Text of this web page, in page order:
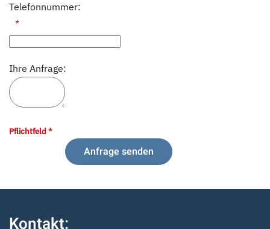
Telefonnummer:
Ihre Anfrage:
Honeypot, bitte lassen Sie dieses Feld leer
Pflichtfeld *
Kontakt: